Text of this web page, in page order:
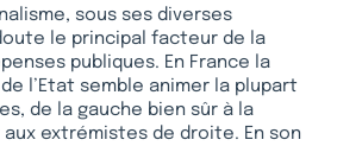
sous ses diverses
le principal facteur de la
publiques. En France la
l’Etat semble animer la plupart
de la gauche bien sûr à la
extrémistes de droite. En son